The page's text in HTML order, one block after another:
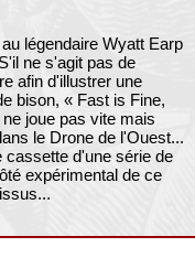
légendaire Wyatt Earp
ne s'agit pas de
afin d'illustrer une
bison, « Fast is Fine,
joue pas vite mais
le Drone de l'Ouest...
cassette d'une série de
expérimental de ce